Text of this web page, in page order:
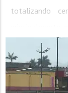
totalizando
principalmente
pontos de